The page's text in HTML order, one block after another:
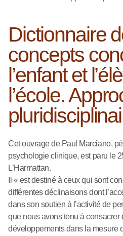
Dictionnaire
concepts
l’enfant et
l’école.
Cet ouvrage de Paul Marciano,
psychologie clinique, est paru le
L’Harmattan.
Il « est destiné à ceux qui sont
différentes déclinaisons dont
dans son soutien à l’activité de
que nous avons tenu à consacrer
développements dans la mesure